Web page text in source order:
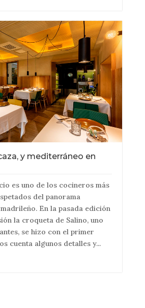
y mediterráneo en
es uno de los cocineros más
del panorama
En la pasada edición
la croqueta de Salino, uno
se hizo con el primer
cuenta algunos detalles y...